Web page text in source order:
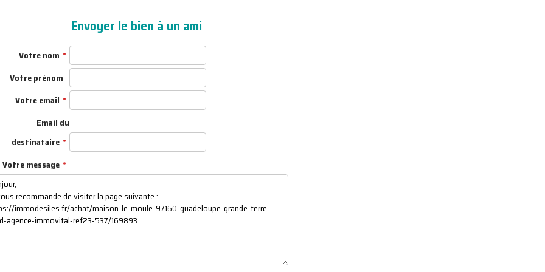
Envoyer le bien à un ami
Votre nom
Votre prénom
Votre email
Email du
destinataire
Votre message